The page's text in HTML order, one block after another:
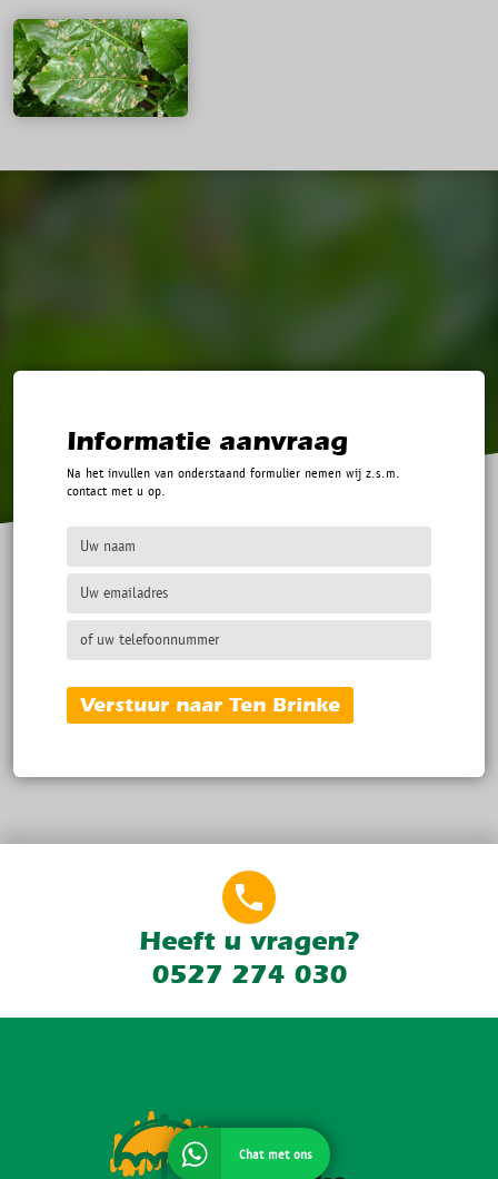
Informatie aanvraag
Na het invullen van onderstaand formulier nemen wij z.s.m.
contact met u op.
Verstuur naar Ten Brinke
Heeft u vragen?
0527 274 030
Chat met ons